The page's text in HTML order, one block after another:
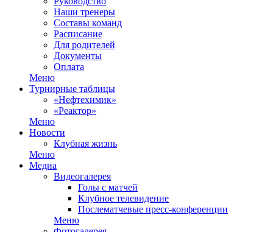
Наши тренеры
Составы команд
Расписание
Для родителей
Документы
Оплата
Меню
Турнирные таблицы
«Нефтехимик»
«Реактор»
Меню
Новости
Клубная жизнь
Меню
Медиа
Видеогалерея
Голы с матчей
Клубное телевидение
Послематчевые пресс-конференции
Меню